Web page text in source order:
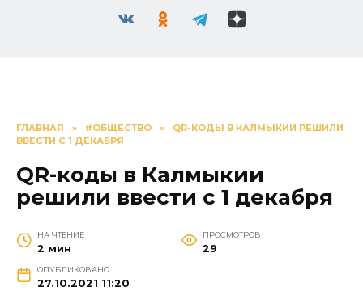
ГЛАВНАЯ » #ОБЩЕСТВО »
QR-КОДЫ В КАЛМЫКИИ РЕШИЛИ
ВВЕСТИ С 1 ДЕКАБРЯ
QR-коды в Калмыкии
решили ввести с 1 декабря
НА ЧТЕНИЕ
2 мин
ПРОСМОТРОВ
29
ОПУБЛИКОВАНО
27.10.2021 11:20